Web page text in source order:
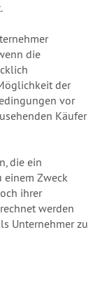
die
der
vor
Käufer
die ein
einem Zweck
ihrer
werden
Unternehmer zu